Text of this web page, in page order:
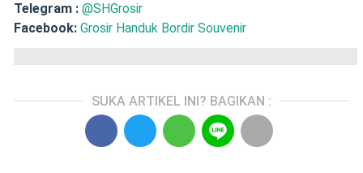
Telegram : @SHGrosir
Facebook: Grosir Handuk Bordir Souvenir
SUKA ARTIKEL INI? BAGIKAN :